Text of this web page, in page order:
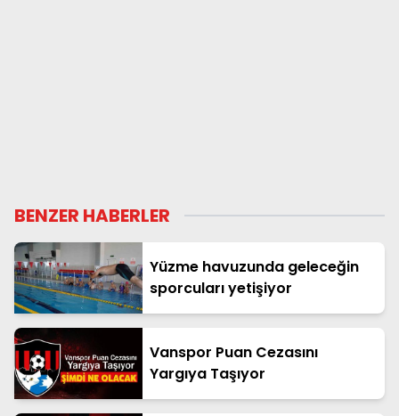
BENZER HABERLER
Yüzme havuzunda geleceğin
sporcuları yetişiyor
Vanspor Puan Cezasını
Yargıya Taşıyor